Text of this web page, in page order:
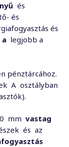
és
és
és
a legjobb a
pénztárcához.
A osztályban
mm vastag
és az